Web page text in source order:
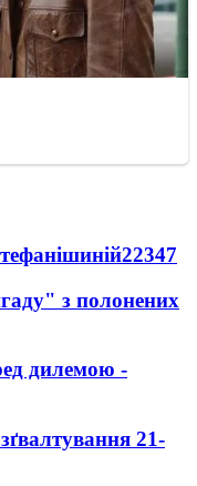
22347
з полонених
дилемою -
21-